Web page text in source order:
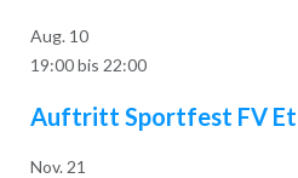
Aug. 10
19:00bis 22:00
Auftritt Sportfest FV
Nov. 21